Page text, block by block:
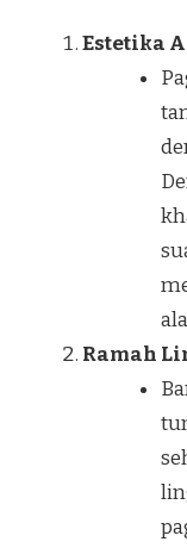
Estetika
Ramah